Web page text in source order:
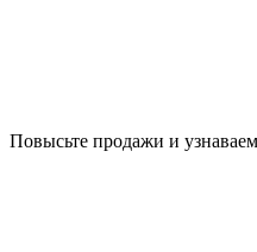
Повысьте продажи и